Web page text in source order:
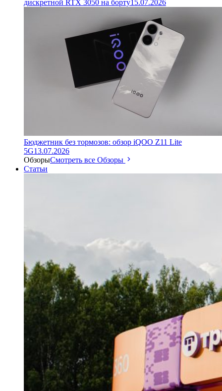
дискретной RTX 3050 на борту15.07.2026
Бюджетник без тормозов: обзор iQOO Z11 Lite
5G13.07.2026
ОбзорыСмотреть все Обзоры
Статьи